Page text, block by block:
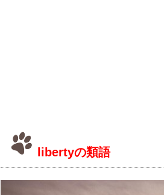
libertyの類語